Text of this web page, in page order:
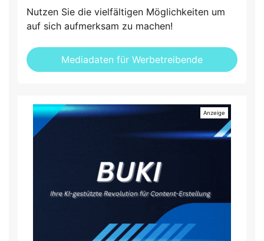
Nutzen Sie die vielfältigen Möglichkeiten um
auf sich aufmerksam zu machen!
Mediadaten für Werbetreibende